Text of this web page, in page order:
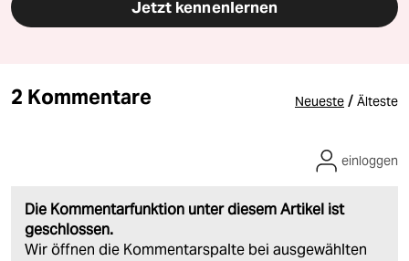
Jetzt kennenlernen
2 Kommentare Neueste / Älteste
Die Kommentarfunktion unter diesem Artikel ist
geschlossen.
Wir öffnen die Kommentarspalte bei ausgewählten
einloggen